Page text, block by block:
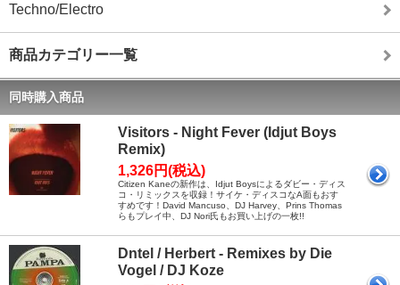
Techno/Electro
商品カテゴリー一覧
同時購入商品
Visitors - Night Fever (Idjut Boys
Remix)
1,326円(税込)
Citizen Kaneの新作は、Idjut Boysによるダビー・ディス
コ・リミックスを収録！サイケ・ディスコなA面もおす
すめです！David Mancuso、DJ Harvey、Prins Thomas
らもプレイ中、DJ Nori氏もお買い上げの一枚!!
Dntel / Herbert - Remixes by Die
Vogel / DJ Koze